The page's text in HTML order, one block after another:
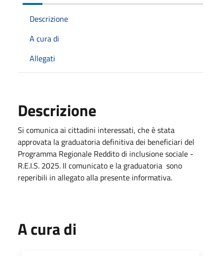
Descrizione
A cura di
Allegati
Descrizione
Si comunica ai cittadini interessati, che è stata
approvata la graduatoria definitiva dei beneficiari del
Programma Regionale Reddito di inclusione sociale -
R.E.I.S. 2025. Il comunicato e la graduatoria sono
reperibili in allegato alla presente informativa.
A cura di